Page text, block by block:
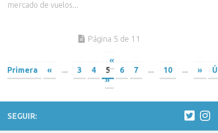
mercado de vuelos...
Página 5 de 11
«
Primera
« ... 3 4 5 6 7 ... 10 ... »
»
SEGUIR: